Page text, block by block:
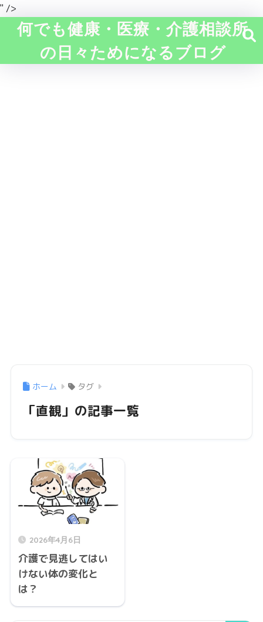
" />
何でも健康・医療・介護相談所
の日々ためになるブログ
ホーム タグ
「直観」の記事一覧
2026年4月6日
介護で見逃してはい
けない体の変化と
は？